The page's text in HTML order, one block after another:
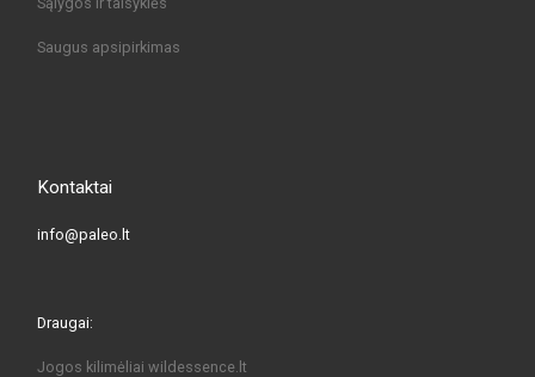
Saugus apsipirkimas
Kontaktai
info@paleo.lt
Draugai:
Jogos kilimėliai wildessence.lt